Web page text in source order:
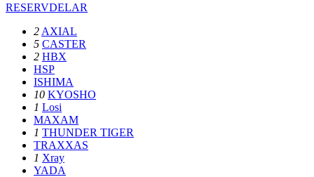
RESERVDELAR
2 AXIAL
5 CASTER
2 HBX
HSP
ISHIMA
10 KYOSHO
1 Losi
MAXAM
1 THUNDER TIGER
TRAXXAS
1 Xray
YADA